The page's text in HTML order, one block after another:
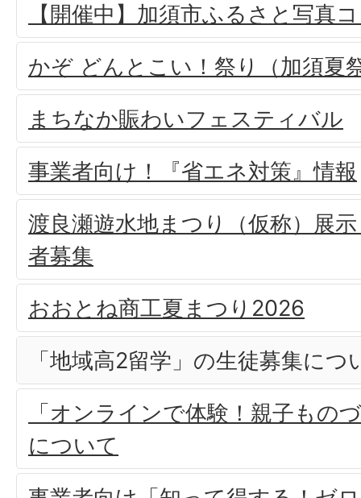
【開催中】加須市ふるさと写真
かぞ どんとこい！祭り（加須夏
まちなか賑わいフェスティバル
事業者向け！『省エネ対策』情報
渡良瀬遊水地まつり（仮称）展
者募集
おおとね商工夏まつり2026
「地域高2留学」の生徒募集につ
「オンラインで体験！親子もの
について